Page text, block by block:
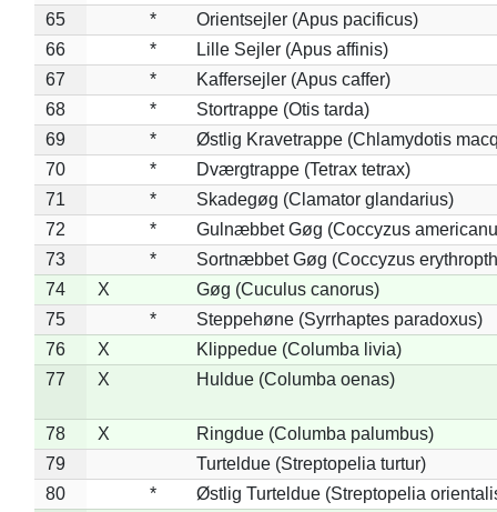
65
*
Orientsejler (Apus pacificus)
66
*
Lille Sejler (Apus affinis)
67
*
Kaffersejler (Apus caffer)
68
*
Stortrappe (Otis tarda)
69
*
Østlig Kravetrappe (Chlamydotis
70
*
Dværgtrappe (Tetrax tetrax)
71
*
Skadegøg (Clamator glandarius)
72
*
Gulnæbbet Gøg (Coccyzus
73
*
Sortnæbbet Gøg (Coccyzus
74
X
Gøg (Cuculus canorus)
75
*
Steppehøne (Syrrhaptes paradoxus)
76
X
Klippedue (Columba livia)
77
X Huldue (Columba oenas)
78 X
Ringdue (Columba palumbus)
79
Turteldue (Streptopelia turtur)
80
*
Østlig Turteldue (Streptopelia